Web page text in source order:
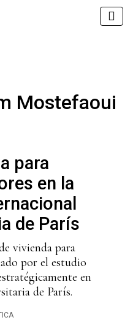
Mostefaoui
para
en la
de París
vivienda para
por el estudio
en
de París.